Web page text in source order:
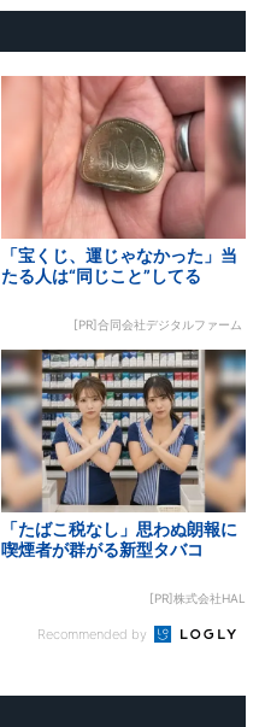
「宝くじ、運じゃなかった」当
たる人は“同じこと”してる
[PR]合同会社デジタルファーム
「たばこ税なし」思わぬ朗報に
喫煙者が群がる新型タバコ
[PR]株式会社HAL
Recommended by